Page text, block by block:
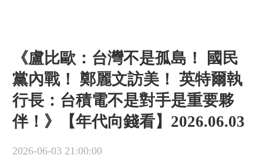
《盧比歐：台灣不是孤島！ 國民
黨內戰！ 鄭麗文訪美！ 英特爾執
行長：台積電不是對手是重要夥
伴！》【年代向錢看】2026.06.03
2026-06-03 21:00:00